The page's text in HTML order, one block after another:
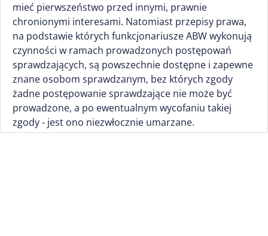
mieć pierwszeństwo przed innymi, prawnie
chronionymi interesami. Natomiast przepisy prawa,
na podstawie których funkcjonariusze ABW wykonują
czynności w ramach prowadzonych postępowań
sprawdzających, są powszechnie dostępne i zapewne
znane osobom sprawdzanym, bez których zgody
żadne postępowanie sprawdzające nie może być
prowadzone, a po ewentualnym wycofaniu takiej
zgody - jest ono niezwłocznie umarzane.